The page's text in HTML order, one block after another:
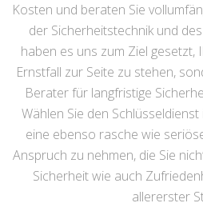
Kosten und beraten Sie
der Sicherheitstechnik und
haben es uns zum Ziel gesetzt,
Ernstfall zur Seite zu stehen,
Berater für langfristige
Wählen Sie den
eine ebenso rasche wie
Anspruch zu nehmen, die Sie
Sicherheit wie auch
allererster